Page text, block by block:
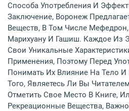
Способа Употребления И
Заключение, Воронеж
Веществ, В Том Числе
Марихуану И Гашиш. Каждое Из
Свои Уникальные
Применения, Поэтому Перед
Понимать Их Влияние На Тело
Того, Являетесь Ли Вы
Отметить Свое Место В Книге,
Рекреационные Вещества,